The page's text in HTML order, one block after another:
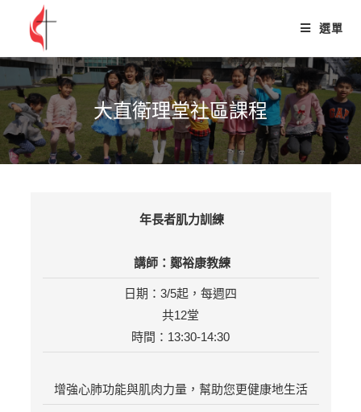
選單
大直衛理堂社區課程
年長者肌力訓練
講師：鄭裕康教練
日期：3/5起，每週四
共12堂
時間：13:30-14:30
增強心肺功能與肌肉力量，幫助您更健康地生活